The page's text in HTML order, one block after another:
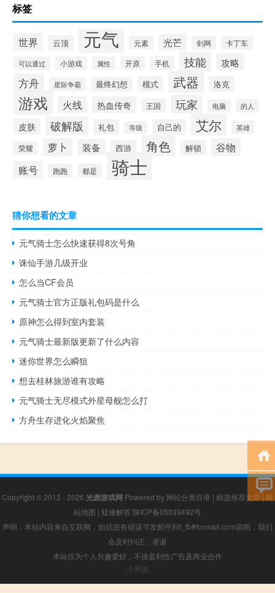
标签
世界 云顶 元气 元素 光芒 剑网 卡丁车
可以通过 小游戏 属性 开原 手机 技能 攻略
方舟 星际争霸 最终幻想 模式 武器 洛克
游戏 火线 热血传奇 王国 玩家 电脑 的人
皮肤 破解版 礼包 等级 自己的 艾尔 英雄
荣耀 萝卜 装备 西游 角色 解锁 谷物
账号 跑跑 都是 骑士
猜你想看的文章
元气骑士怎么快速获得8次号角
诛仙手游几级开业
怎么当CF会员
元气骑士官方正版礼包码是什么
原神怎么得到室内套装
元气骑士最新版更新了什么内容
迷你世界怎么瞬狙
想去桂林旅游谁有攻略
元气骑士无尽模式外星母舰怎么打
方舟生存进化火焰聚焦
Copyright © 2012 - 2026 光彪游戏网 Powered by 网站分类目录 | 精选推荐文章| 网
站地图 | 疑难解答 陕ICP备05039492号
声明：本站内容来自互联网，如信息有错误可发邮件到f_fb#foxmail.com说明，我们
会及时纠正，谢谢
本站仅为个人兴趣爱好，不接盈利性广告及商业合作
小男孩